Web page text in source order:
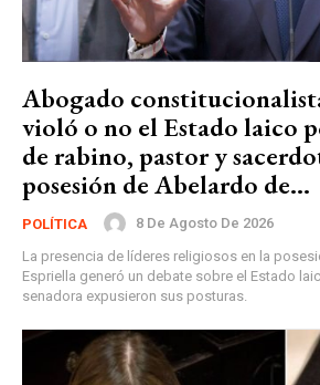
Abogado
violó o no el Estado laico
de rabino, pastor y
posesión de Abelardo de...
POLÍTICA
8 De Agosto De 2026
La presencia de líderes religiosos en la
Espriella generó un debate sobre el Estado
senadora expusieron sus posturas.